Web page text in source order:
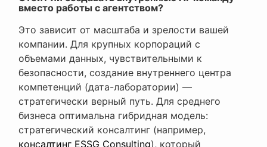
вместо работы с агентством?
Это зависит от масштаба и зрелости вашей
компании. Для крупных корпораций с
объемами данных, чувствительными к
безопасности, создание внутреннего центра
компетенций (дата-лаборатории) —
стратегически верный путь. Для среднего
бизнеса оптимальна гибридная модель:
стратегический консалтинг (например,
консалтинг ESSG Consulting), который